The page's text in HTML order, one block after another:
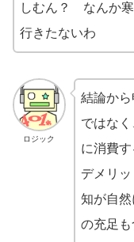
しむん？ なんか寒
行きたないわ
ロジック
結論か
ではなく
に消費
デメリッ
知が自
の充足